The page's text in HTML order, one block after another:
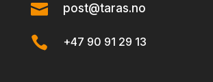
 post@taras.no
 +47 90 91 29 13